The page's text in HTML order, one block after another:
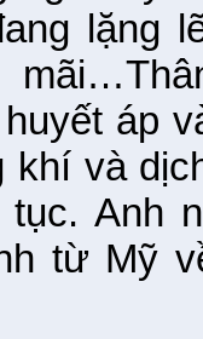
lặng l
áp
khí và
Anh
từ Mỹ